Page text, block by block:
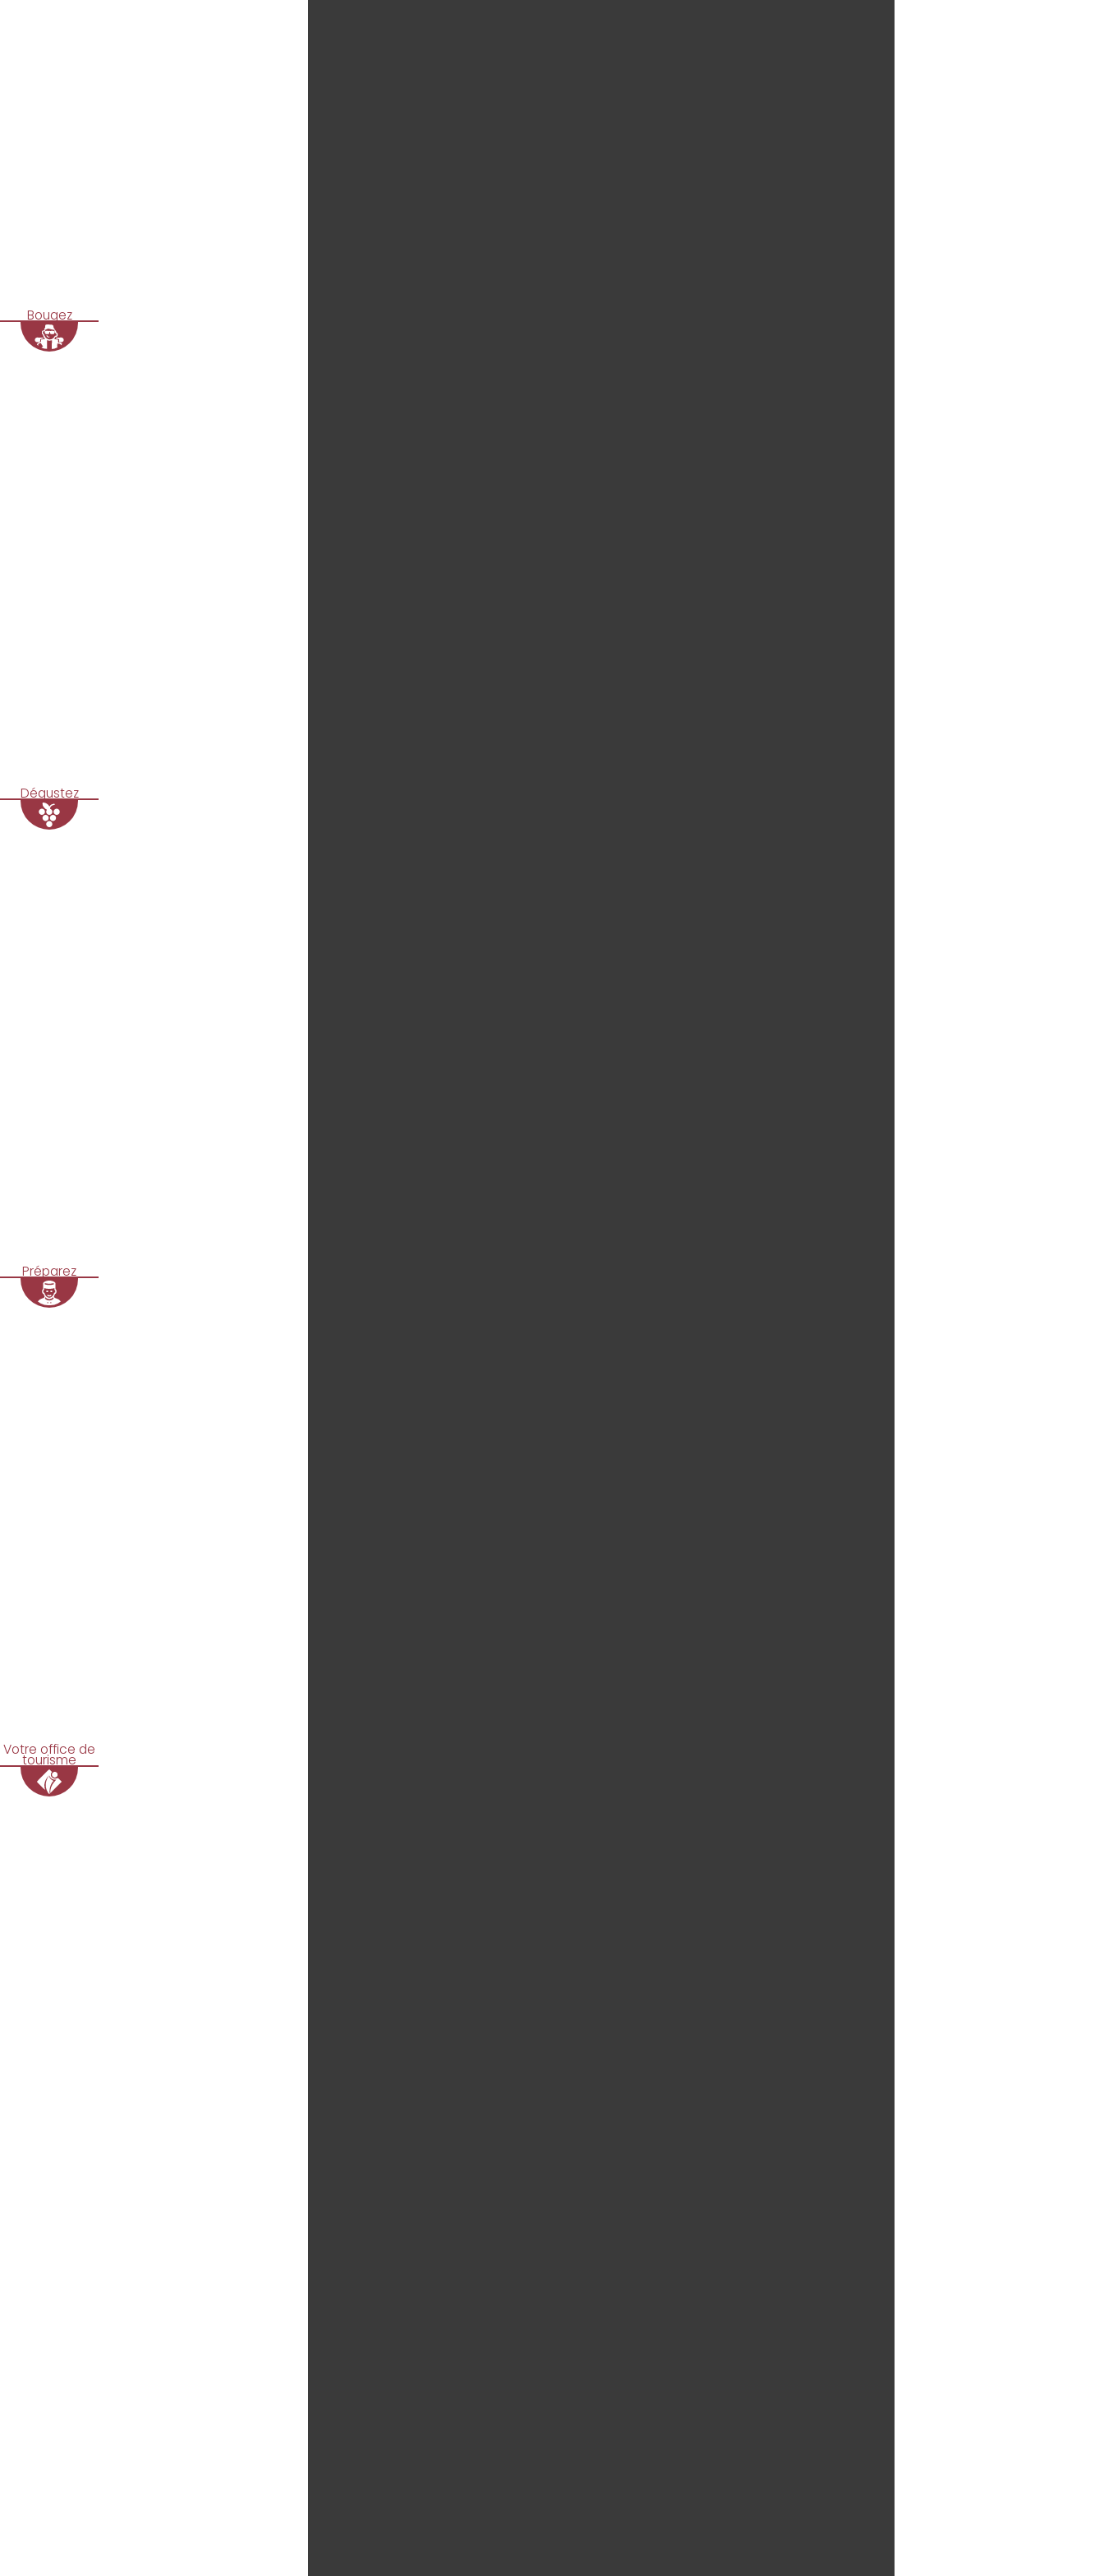
Bougez
Dégustez
Préparez
Votre office de
tourisme